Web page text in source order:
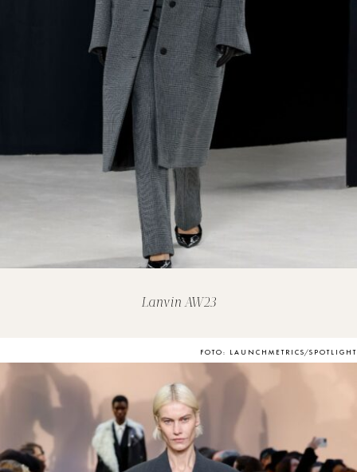
Lanvin AW23
FOTO: LAUNCHMETRICS/SPOTLIGHT